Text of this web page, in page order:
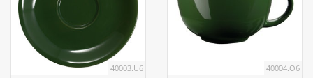
40003.U6 40004.O6